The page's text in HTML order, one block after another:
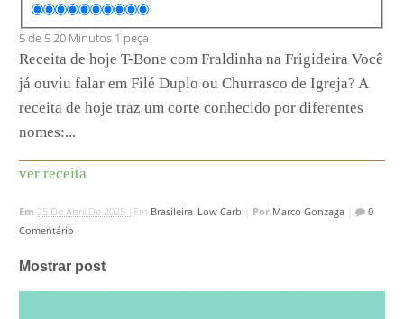
5 de 520 Minutos 1 peça
Receita de hoje T-Bone com Fraldinha na Frigideira Você
já ouviu falar em Filé Duplo ou Churrasco de Igreja? A
receita de hoje traz um corte conhecido por diferentes
nomes:...
ver receita
Em 25 De Abril De 2025 | Em Brasileira, Low Carb Por Marco Gonzaga |
0
Comentário
Mostrar post